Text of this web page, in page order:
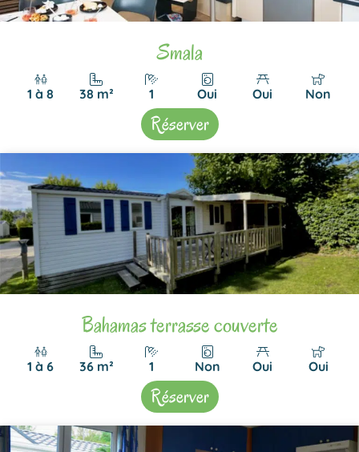
Smala
1 à 8 38 m² 1 Oui Oui Non
Réserver
Bahamas terrasse couverte
1 à 6 36 m² 1 Non Oui Oui
Réserver